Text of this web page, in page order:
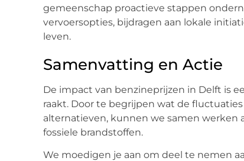
gemeenschap proactieve stappen
vervoersopties, bijdragen aan lokale
leven.
Samenvatting en Actie
De impact van benzineprijzen in Delft is
raakt. Door te begrijpen wat de
alternatieven, kunnen we samen werken
fossiele brandstoffen.
We moedigen je aan om deel te nemen